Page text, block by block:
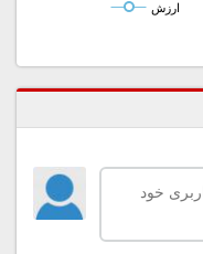
ارزش